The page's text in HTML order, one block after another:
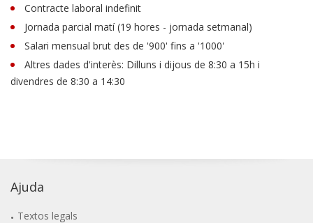
Contracte laboral indefinit
Jornada parcial matí (19 hores - jornada setmanal)
Salari mensual brut des de '900' fins a '1000'
Altres dades d'interès: Dilluns i dijous de 8:30 a 15h i
divendres de 8:30 a 14:30
Ajuda
Textos legals